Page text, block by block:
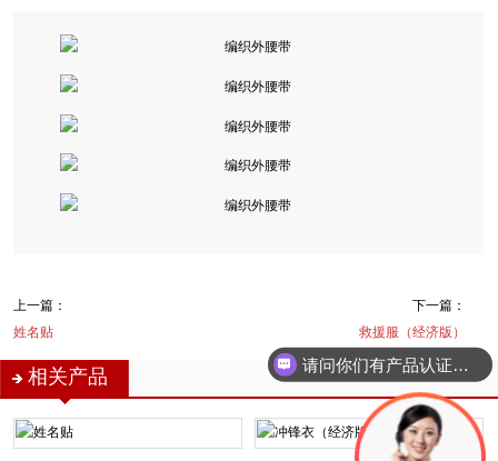
上一篇：
姓名贴
下一篇：
救援服（经济版）
相关产品